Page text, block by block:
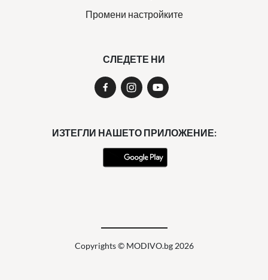
Промени настройките
СЛЕДЕТЕ НИ
ИЗТЕГЛИ НАШЕТО ПРИЛОЖЕНИЕ:
Copyrights © MODIVO.bg 2026